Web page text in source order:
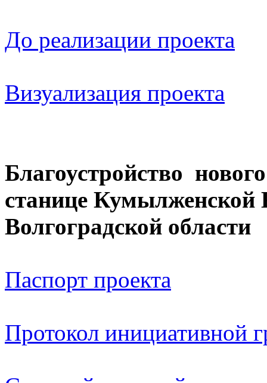
До реализации проекта
Визуализация проекта
Благоустройство
станице Кумылженской
Волгоградской области
Паспорт проекта
Протокол инициативной